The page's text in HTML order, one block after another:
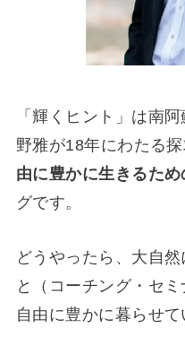
「輝くヒント」は南
野雅が18年にわたる
由に豊かに生きるため
グです。
どうやったら、大自
と（コーチング・セ
自由に豊かに暮らせて